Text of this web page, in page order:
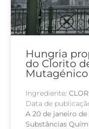
Hungria
do Clorito
Ingrediente:
Data de
A 20 de janeiro
Substâncias